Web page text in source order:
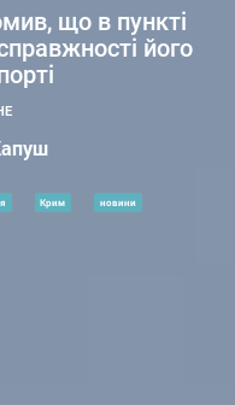
що в пункті
його
Крим новини